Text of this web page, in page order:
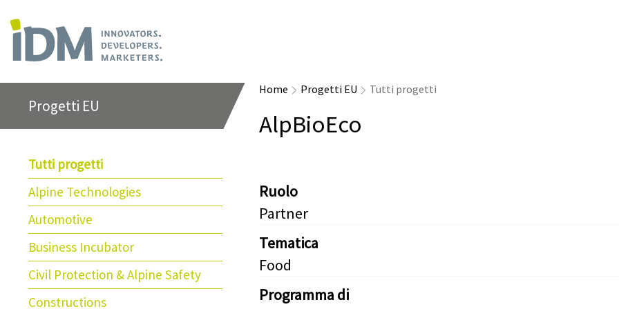
Progetti EU
Tutti progetti
Alpine Technologies
Automotive
Business Incubator
Civil Protection & Alpine Safety
Constructions
Home Progetti EU Tutti progetti
AlpBioEco
Ruolo
Partner
Tematica
Food
Programma di